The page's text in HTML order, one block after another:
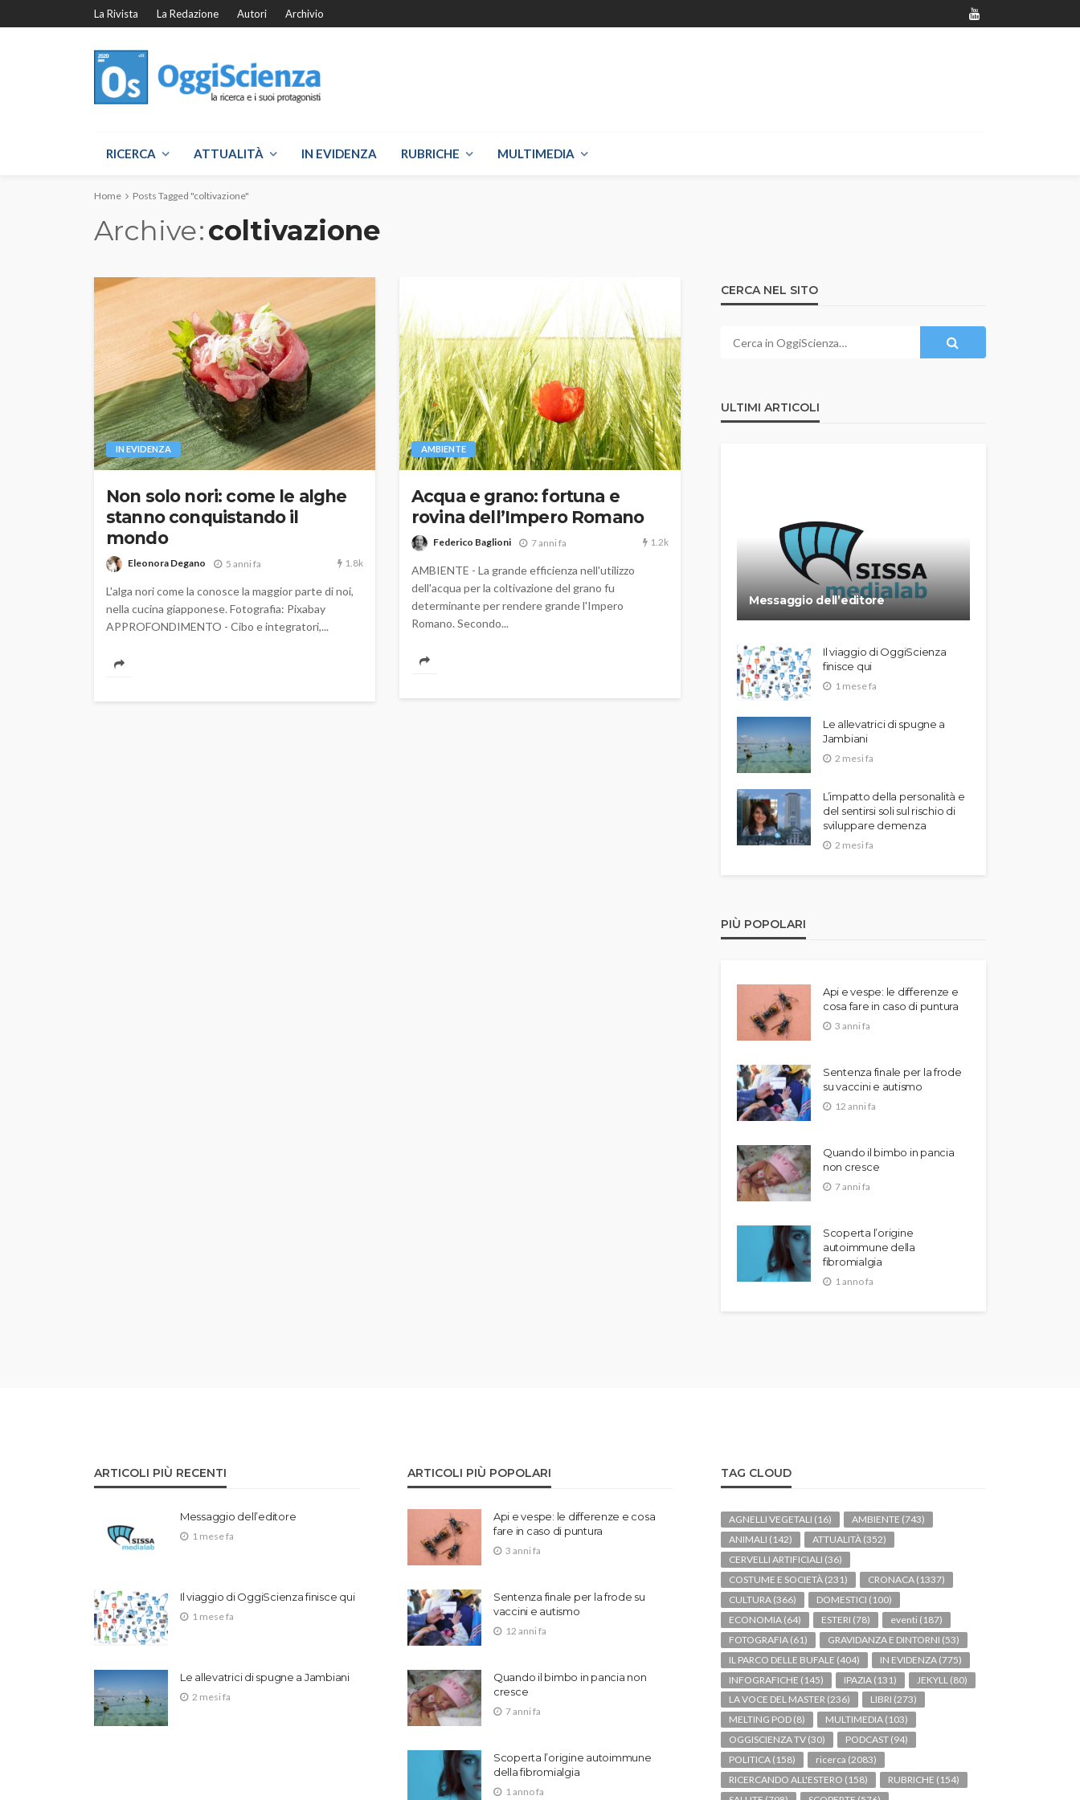
La Rivista La Redazione Autori Archivio
RICERCA ATTUALITÀ IN EVIDENZA RUBRICHE MULTIMEDIA
Home Posts Tagged "coltivazione"
Archive coltivazione
IN EVIDENZA
Non solo nori: come le alghe
stanno conquistando il
mondo
Eleonora Degano 5 anni fa 1.8k
L'alga nori come la conosce la maggior parte di noi,
nella cucina giapponese. Fotografia: Pixabay
APPROFONDIMENTO - Cibo e integratori,...
AMBIENTE
Acqua e grano: fortuna e
rovina dell’Impero Romano
Federico Baglioni 7 anni fa 1.2k
AMBIENTE - La grande efficienza nell'utilizzo
dell'acqua per la coltivazione del grano fu
determinante per rendere grande l'Impero
Romano. Secondo...
CERCA NEL SITO
ULTIMI ARTICOLI
Messaggio dell’editore
Il viaggio di OggiScienza
finisce qui
1 mese fa
Le allevatrici di spugne a
Jambiani
2 mesi fa
L’impatto della personalità e
del sentirsi soli sul rischio di
sviluppare demenza
2 mesi fa
PIÙ POPOLARI
Api e vespe: le differenze e
cosa fare in caso di puntura
3 anni fa
Sentenza finale per la frode
su vaccini e autismo
12 anni fa
Quando il bimbo in pancia
non cresce
7 anni fa
Scoperta l’origine
autoimmune della
fibromialgia
1 anno fa
ARTICOLI PIÙ RECENTI
Messaggio dell’editore
1 mese fa
Il viaggio di OggiScienza finisce qui
1 mese fa
Le allevatrici di spugne a Jambiani
2 mesi fa
ARTICOLI PIÙ POPOLARI
Api e vespe: le differenze e cosa
fare in caso di puntura
3 anni fa
Sentenza finale per la frode su
vaccini e autismo
12 anni fa
Quando il bimbo in pancia non
cresce
7 anni fa
Scoperta l’origine autoimmune
della fibromialgia
1 anno fa
TAG CLOUD
AGNELLI VEGETALI (16) AMBIENTE (743)
ANIMALI (142) ATTUALITÀ (352)
CERVELLI ARTIFICIALI (36)
COSTUME E SOCIETÀ (231) CRONACA (1337)
CULTURA (366) DOMESTICI (100)
ECONOMIA (64) ESTERI (78) eventi (187)
FOTOGRAFIA (61) GRAVIDANZA E DINTORNI (53)
IL PARCO DELLE BUFALE (404) IN EVIDENZA (775)
INFOGRAFICHE (145) IPAZIA (131) JEKYLL (80)
LA VOCE DEL MASTER (236) LIBRI (273)
MELTING POD (8) MULTIMEDIA (103)
OGGISCIENZA TV (30) PODCAST (94)
POLITICA (158) ricerca (2083)
RICERCANDO ALL'ESTERO (158) RUBRICHE (154)